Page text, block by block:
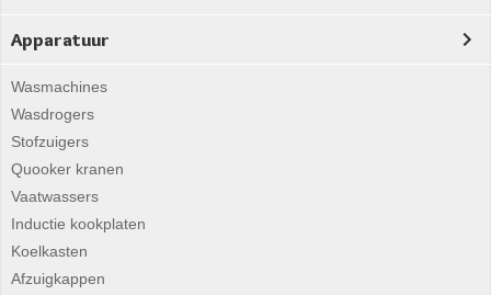
Apparatuur
Wasmachines
Wasdrogers
Stofzuigers
Quooker kranen
Vaatwassers
Inductie kookplaten
Koelkasten
Afzuigkappen